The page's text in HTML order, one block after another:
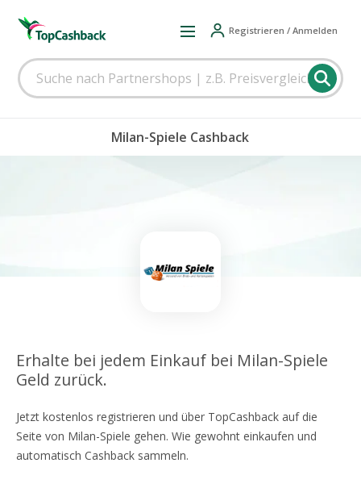
Registrieren / Anmelden
Milan-Spiele Cashback
Erhalte bei jedem Einkauf bei Milan-Spiele
Geld zurück.
Jetzt kostenlos registrieren und über TopCashback auf die
Seite von Milan-Spiele gehen. Wie gewohnt einkaufen und
automatisch Cashback sammeln.